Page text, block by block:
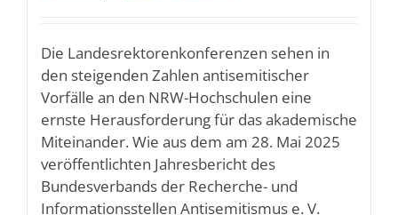
Die Landesrektorenkonferenzen sehen in
den steigenden Zahlen antisemitischer
Vorfälle an den NRW-Hochschulen eine
ernste Herausforderung für das akademische
Miteinander. Wie aus dem am 28. Mai 2025
veröffentlichten Jahresbericht des
Bundesverbands der Recherche- und
Informationsstellen Antisemitismus e. V.